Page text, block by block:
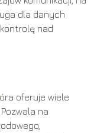
dla danych
nad
oferuje wiele
na